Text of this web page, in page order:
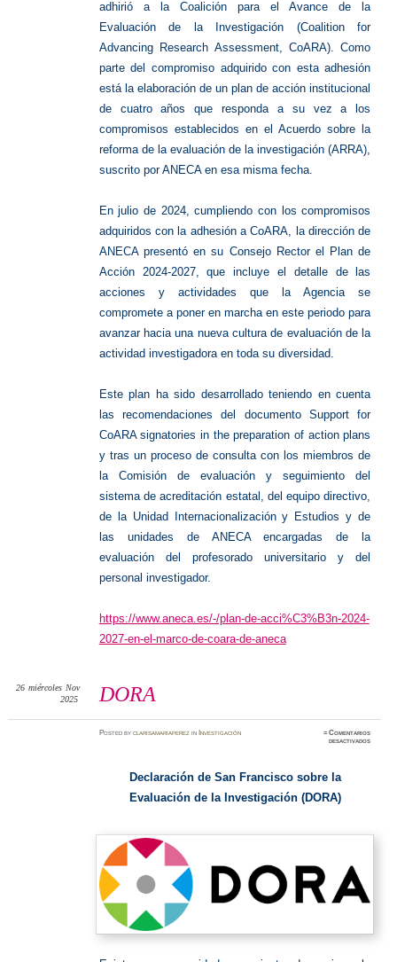
adhirió a la Coalición para el Avance de la
Evaluación de la Investigación (Coalition for
Advancing Research Assessment, CoARA). Como
parte del compromiso adquirido con esta adhesión
está la elaboración de un plan de acción institucional
de cuatro años que responda a su vez a los
compromisos establecidos en el Acuerdo sobre la
reforma de la evaluación de la investigación (ARRA),
suscrito por ANECA en esa misma fecha.
En julio de 2024, cumpliendo con los compromisos
adquiridos con la adhesión a CoARA, la dirección de
ANECA presentó en su Consejo Rector el Plan de
Acción 2024-2027, que incluye el detalle de las
acciones y actividades que la Agencia se
compromete a poner en marcha en este periodo para
avanzar hacia una nueva cultura de evaluación de la
actividad investigadora en toda su diversidad.
Este plan ha sido desarrollado teniendo en cuenta
las recomendaciones del documento Support for
CoARA signatories in the preparation of action plans
y tras un proceso de consulta con los miembros de
la Comisión de evaluación y seguimiento del
sistema de acreditación estatal, del equipo directivo,
de la Unidad Internacionalización y Estudios y de
las unidades de ANECA encargadas de la
evaluación del profesorado universitario y del
personal investigador.
https://www.aneca.es/-/plan-de-acci%C3%B3n-2024-
2027-en-el-marco-de-coara-de-aneca
DORA
26 miércoles Nov
2025
Postedbyclarisamariaperez in Investigación ≈Comentarios
desactivadosen
Declaración de San Francisco sobre la
Evaluación de la Investigación (DORA)